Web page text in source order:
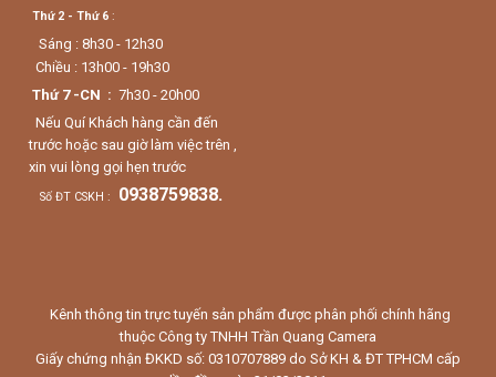
Thứ 2 - Thứ 6 :
Sáng : 8h30 - 12h30
Chiều : 13h00 - 19h30
Thứ 7 -CN : 7h30 - 20h00
Nếu Quí Khách hàng cần đến
trước hoặc sau giờ làm việc trên ,
xin vui lòng gọi hẹn trước
Số ĐT CSKH : 0938759838.
Kênh thông tin trực tuyến sản phẩm được phân phối chính hãng
thuộc Công ty TNHH Trần Quang Camera
Giấy chứng nhận ĐKKD số: 0310707889 do Sở KH & ĐT TPHCM cấp